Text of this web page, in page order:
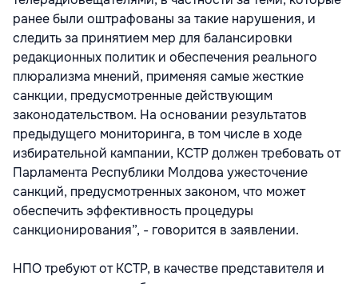
ранее были оштрафованы за такие нарушения, и
следить за принятием мер для балансировки
редакционных политик и обеспечения реального
плюрализма мнений, применяя самые жесткие
санкции, предусмотренные действующим
законодательством. На основании результатов
предыдущего мониторинга, в том числе в ходе
избирательной кампании, КСТР должен требовать от
Парламента Республики Молдова ужесточение
санкций, предусмотренных законом, что может
обеспечить эффективность процедуры
санкционирования”, - говорится в заявлении.
НПО требуют от КСТР, в качестве представителя и